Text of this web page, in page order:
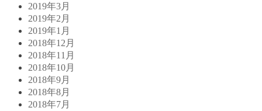
2019年3月
2019年2月
2019年1月
2018年12月
2018年11月
2018年10月
2018年9月
2018年8月
2018年7月